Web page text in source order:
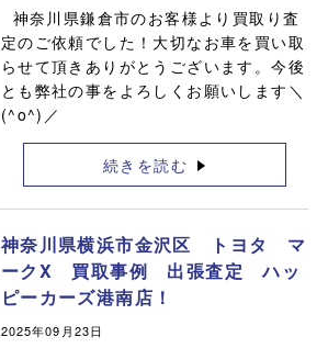
神奈川県鎌倉市のお客様より買取り査
定のご依頼でした！大切なお車を買い取
らせて頂きありがとうございます。今後
とも弊社の事をよろしくお願いします＼
(^o^)／
続きを読む
神奈川県横浜市金沢区 トヨタ マ
ークX 買取事例 出張査定 ハッ
ピーカーズ港南店！
2025年09月23日